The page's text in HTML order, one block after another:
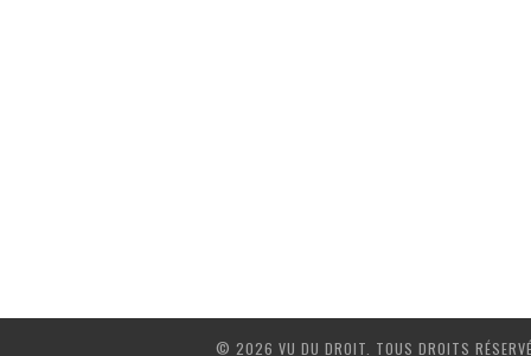
© 2026 VU DU DROIT. TOUS DROITS